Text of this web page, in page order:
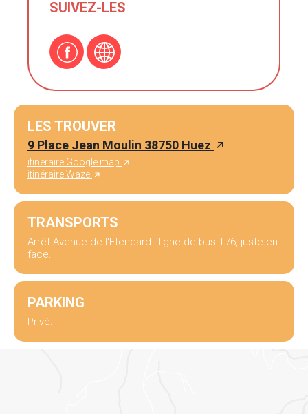
SUIVEZ-LES
LES TROUVER
9 Place Jean Moulin 38750 Huez
itinéraire Google map
itinéraire Waze
TRANSPORTS
Arrêt Avenue de l'Etendard : ligne de bus T76, juste en
face.
PARKING
Privé.